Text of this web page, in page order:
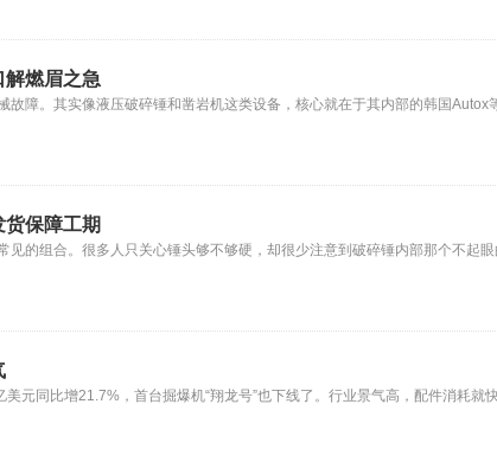
解燃眉之急
故障。其实像液压破碎锤和凿岩机这类设备，核心就在于其内部的韩国
保障工期
见的组合。很多人只关心锤头够不够硬，却很少注意到破碎锤内部那个不
元同比增21.7%，首台掘爆机“翔龙号”也下线了。行业景气高，配件消耗就